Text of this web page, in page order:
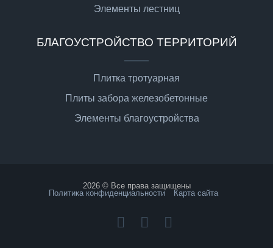
Элементы лестниц
БЛАГОУСТРОЙСТВО ТЕРРИТОРИЙ
Плитка тротуарная
Плиты забора железобетонные
Элементы благоустройства
2026 © Все права защищены
Политика конфиденциальности
Карта сайта